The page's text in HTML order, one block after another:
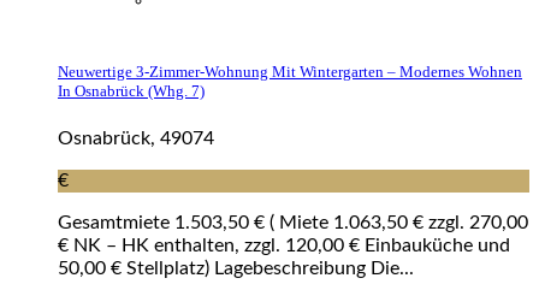
Neuwertige 3-Zimmer-Wohnung Mit Wintergarten – Modernes Wohnen
In Osnabrück (whg. 7)
Osnabrück, 49074
€
Gesamtmiete 1.503,50 € ( Miete 1.063,50 € zzgl. 270,00
€ NK – HK enthalten, zzgl. 120,00 € Einbauküche und
50,00 € Stellplatz) Lagebeschreibung Die...